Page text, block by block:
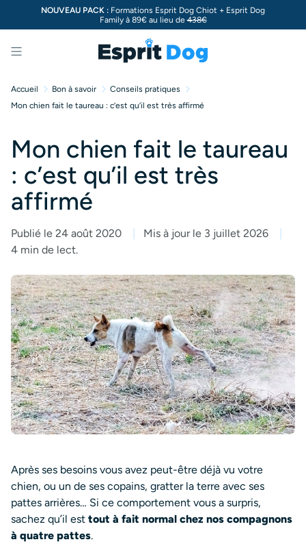
NOUVEAU PACK : Formations Esprit Dog Chiot + Esprit Dog
Family à 89€ au lieu de438€
Menu
Accueil Bon à savoir
Conseils pratiques
Mon chien fait le taureau : c’est qu’il est très affirmé
Mon chien fait le taureau
: c’est qu’il est très
affirmé
Publié le 24 août 2020
Mis à jour le 3 juillet 2026
4 min de lect.
Après ses besoins vous avez peut-être déjà vu votre
chien, ou un de ses copains, gratter la terre avec ses
pattes arrières… Si ce comportement vous a surpris,
sachez qu’il est tout à fait normal chez nos compagnons
à quatre pattes.